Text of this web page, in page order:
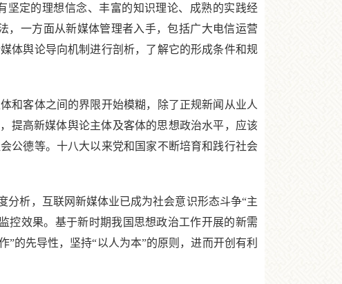
坚定的理想信念、丰富的知识理论、成熟的实践经
，一方面从新媒体管理者入手，包括广大电信运营
体舆论导向机制进行剖析，了解它的形成条件和规
客体之间的界限开始模糊，除了正规新闻从业人
提高新媒体舆论主体及客体的思想政治水平，应该
公德等。十八大以来党和国家不断培育和践行社会
析，互联网新媒体业已成为社会意识形态斗争“主
控效果。基于新时期我国思想政治工作开展的新需
的先导性，坚持“以人为本”的原则，进而开创有利